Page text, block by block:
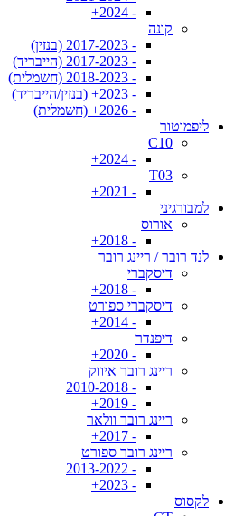
- 2024+
קונה
- 2017-2023 (בנזין)
- 2017-2023 (הייבריד)
- 2018-2023 (חשמלית)
- 2023+ (בנזין/הייבריד)
- 2026+ (חשמלית)
ליפמוטור
C10
- 2024+
T03
- 2021+
למבורגיני
אורוס
- 2018+
לנד רובר / ריינג רובר
דיסקברי
- 2018+
דיסקברי ספורט
- 2014+
דיפנדר
- 2020+
ריינג רובר איווק
- 2010-2018
- 2019+
ריינג רובר וולאר
- 2017+
ריינג רובר ספורט
- 2013-2022
- 2023+
לקסוס